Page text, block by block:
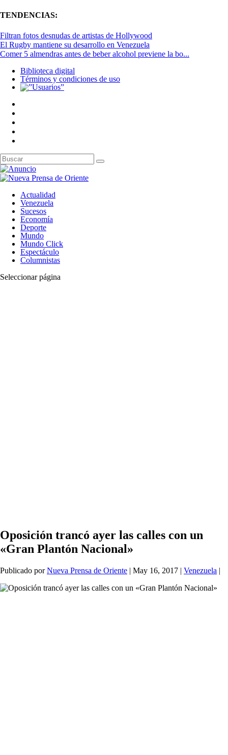
TENDENCIAS:
Filtran fotos desnudas de artistas de Hollywood
El Rugby mantiene su desarrollo en Venezuela
Comer 5 almendras antes de beber alcohol previene la bo...
Biblioteca digital
Términos y condiciones de uso
Actualidad
Venezuela
Sucesos
Economía
Deporte
Mundo
Mundo Click
Espectáculo
Columnistas
Seleccionar página
Oposición trancó ayer las calles con un
«Gran Plantón Nacional»
Publicado porNueva Prensa de Oriente | May 16, 2017 | Venezuela |